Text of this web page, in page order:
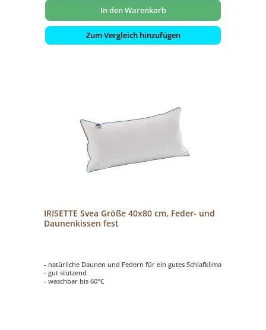
In den Warenkorb
Zum Vergleich hinzufügen
IRISETTE Svea Größe 40x80 cm, Feder- und
Daunenkissen fest
- natürliche Daunen und Federn für ein gutes Schlafklima
- gut stützend
- waschbar bis 60°C